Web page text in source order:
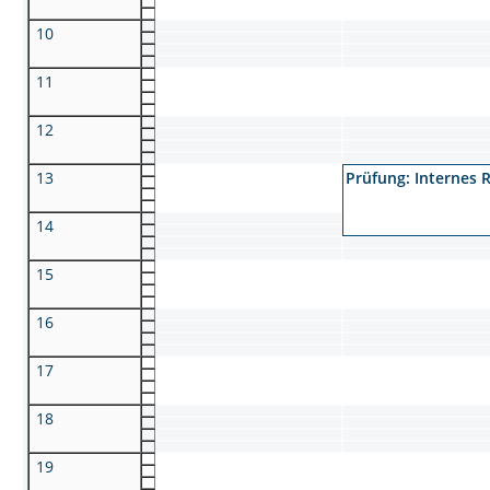
10
11
12
13 Prüfung: Internes
14
15
16
17
18
19